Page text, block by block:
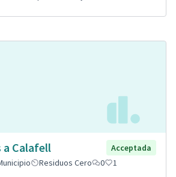
a Calafell
Acceptada
Residuos Cero 0 1